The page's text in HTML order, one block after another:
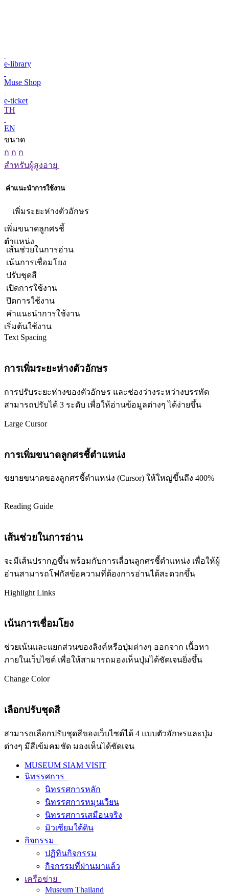
e-library
Muse Shop
e-ticket
TH
EN
ขนาด
ก ก ก
สำหรับผู้สูงอายุ
คำแนะนำการใช้งาน
เพิ่มระยะห่างตัวอักษร
เพิ่มขนาดลูกศรชี้
ตำแหน่ง
เส้นช่วยในการอ่าน
เน้นการเชื่อมโยง
ปรับชุดสี
เปิดการใช้งาน
ปิดการใช้งาน
คำแนะนำการใช้งาน
เริ่มต้นใช้งาน
Text Spacing
การเพิ่มระยะห่างตัวอักษร
การปรับระยะห่างของตัวอักษร และช่องว่างระหว่างบรรทัด
สามารถปรับได้ 3 ระดับ เพื่อให้อ่านข้อมูลต่างๆ ได้ง่ายขึ้น
Large Cursor
การเพิ่มขนาดลูกศรชี้ตำแหน่ง
ขยายขนาดของลูกศรชี้ตำแหน่ง (Cursor) ให้ใหญ่ขึ้นถึง 400%
Reading Guide
เส้นช่วยในการอ่าน
จะมีเส้นปรากฏขึ้น พร้อมกับการเลื่อนลูกศรชี้ตำแหน่ง เพื่อให้ผู้
อ่านสามารถโฟกัสข้อความที่ต้องการอ่านได้สะดวกขึ้น
Highlight Links
เน้นการเชื่อมโยง
ช่วยเน้นและแยกส่วนของลิงค์หรือปุ่มต่างๆ ออกจาก เนื้อหา
ภายในเว็บไซต์ เพื่อให้สามารถมองเห็นปุ่มได้ชัดเจนยิ่งขึ้น
Change Color
เลือกปรับชุดสี
สามารถเลือกปรับชุดสีของเว็บไซต์ได้ 4 แบบตัวอักษรและปุ่ม
ต่างๆ มีสีเข้มคมชัด มองเห็นได้ชัดเจน
MUSEUM SIAM VISIT
นิทรรศการ
นิทรรศการหลัก
นิทรรศการหมุนเวียน
นิทรรศการเสมือนจริง
มิวเซียมใต้ดิน
กิจกรรม
ปฏิทินกิจกรรม
กิจกรรมที่ผ่านมาแล้ว
เครือข่าย
Museum Thailand